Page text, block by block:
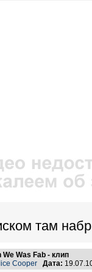
там
We Was Fab - клип
Cooper Дата: